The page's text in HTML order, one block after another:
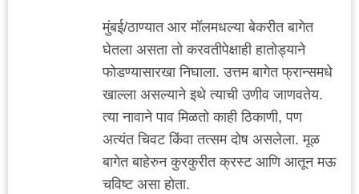
मुंबई/ठाण्यात आर मॉलमधल्या बेकरीत बागेत
घेतला असता तो करवतीपेक्षाही हातोड्याने
फोडण्यासारखा निघाला. उत्तम बागेत फ्रान्समधे
खाल्ला असल्याने इथे त्याची उणीव जाणवतेय.
त्या नावाने पाव मिळतो काही ठिकाणी, पण
अत्यंत चिवट किंवा तत्सम दोष असलेला. मूळ
बागेत बाहेरुन कुरकुरीत क्रस्ट आणि आतून मऊ
चविष्ट असा होता.